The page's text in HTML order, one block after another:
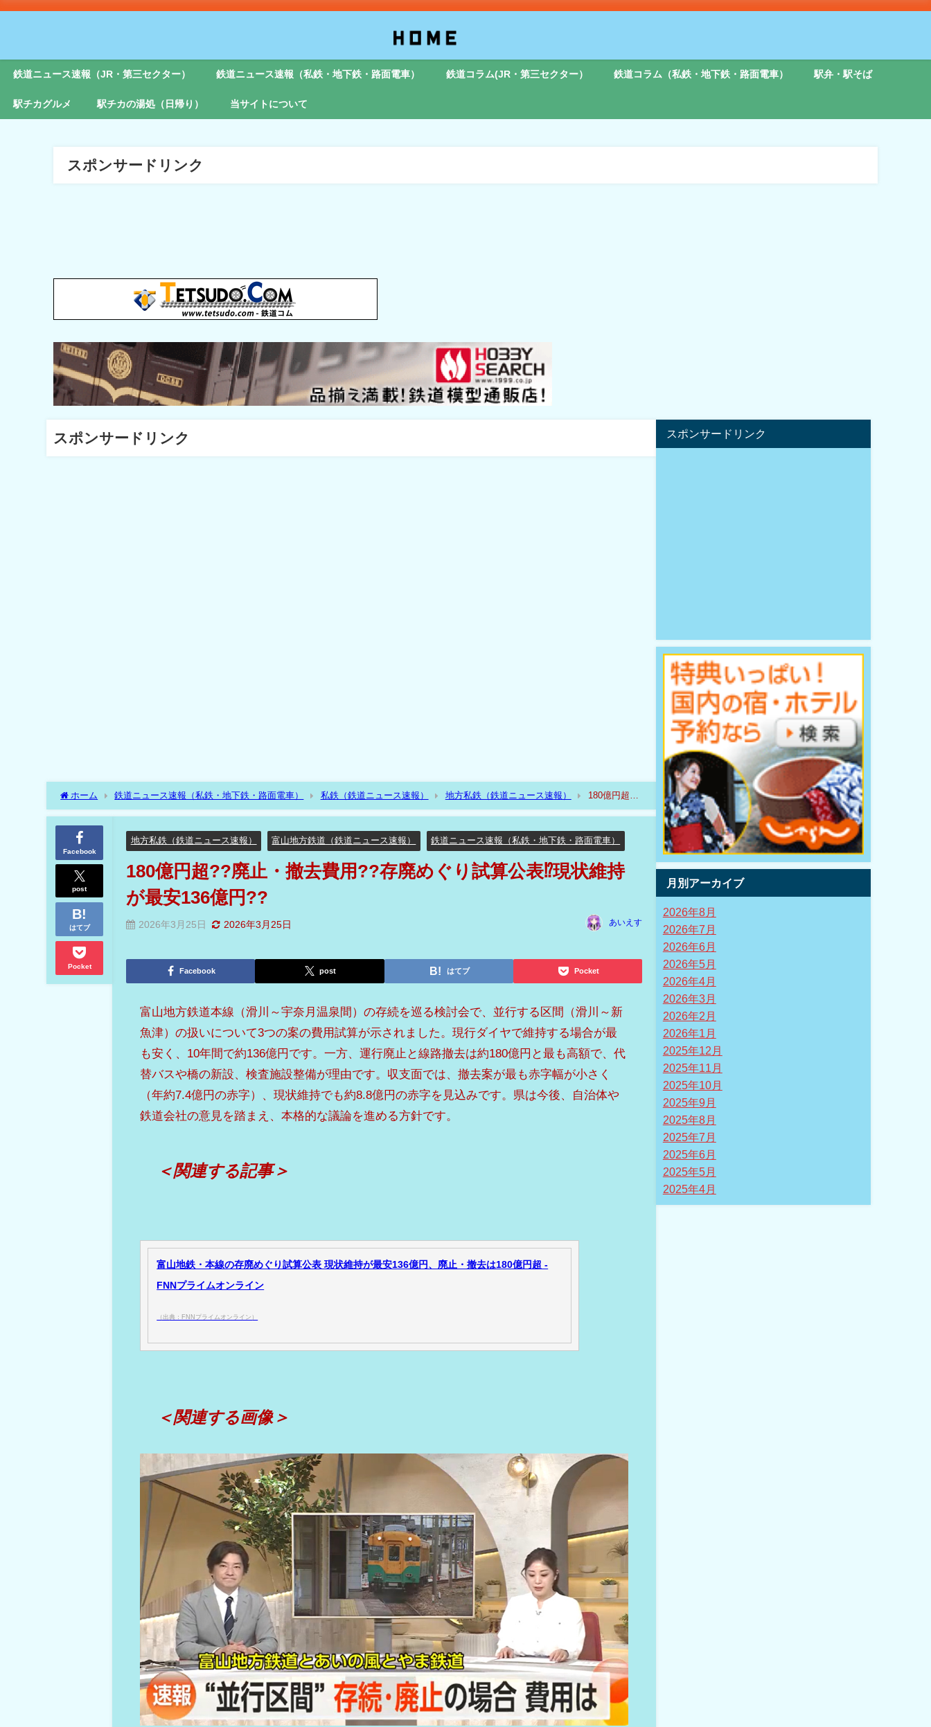
鉄道ニュース速報（JR・第三セクター） 鉄道ニュース速報（私鉄・地下鉄・路面電車） 鉄道コラム(JR・第三セクター） 鉄道コラム（私鉄・地下鉄・路面電車） 駅弁・駅そば
駅チカグルメ 駅チカの湯処（日帰り） 当サイトについて
スポンサードリンク
スポンサードリンク
ホーム 鉄道ニュース速報（私鉄・地下鉄・路面電車） 私鉄（鉄道ニュース速報） 地方私鉄（鉄道ニュース速報）
180億円超??
廃止・撤去費用??存廃めぐり試算公表⁉現状維持が最安136億円??
Facebook
post
はてブ
Pocket
地方私鉄（鉄道ニュース速報） 富山地方鉄道（鉄道ニュース速報） 鉄道ニュース速報（私鉄・地下鉄・路面電車）
180億円超??廃止・撤去費用??存廃めぐり試算公表⁉現状維持
が最安136億円??
2026年3月25日 2026年3月25日 あいえす
Facebook post はてブ Pocket
富山地方鉄道本線（滑川～宇奈月温泉間）の存続を巡る検討会で、並行する区間（滑川～新
魚津）の扱いについて3つの案の費用試算が示されました。現行ダイヤで維持する場合が最
も安く、10年間で約136億円です。一方、運行廃止と線路撤去は約180億円と最も高額で、代
替バスや橋の新設、検査施設整備が理由です。収支面では、撤去案が最も赤字幅が小さく
（年約7.4億円の赤字）、現状維持でも約8.8億円の赤字を見込みです。県は今後、自治体や
鉄道会社の意見を踏まえ、本格的な議論を進める方針です。
＜関連する記事＞
富山地鉄・本線の存廃めぐり試算公表 現状維持が最安136億円、廃止・撤去は180億円超 -
FNNプライムオンライン
（出典：FNNプライムオンライン）
＜関連する画像＞
スポンサードリンク
月別アーカイブ
2026年8月
2026年7月
2026年6月
2026年5月
2026年4月
2026年3月
2026年2月
2026年1月
2025年12月
2025年11月
2025年10月
2025年9月
2025年8月
2025年7月
2025年6月
2025年5月
2025年4月